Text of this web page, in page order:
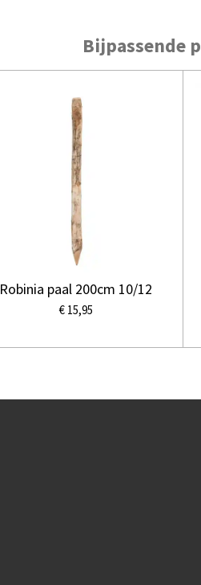
Bijpassende
Robinia paal 200cm 10/12
€ 15,95